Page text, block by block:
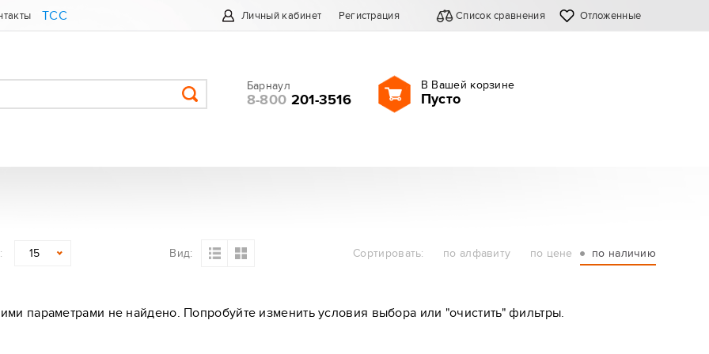
ТСС Личный кабинет Регистрация Список сравнения Отложенные
Барнаул
8-800 201-3516
В Вашей корзине
Пусто
15 Вид: Сортировать: по алфавиту по цене по наличию
параметрами не найдено. Попробуйте изменить условия выбора или "очистить" фильтры.